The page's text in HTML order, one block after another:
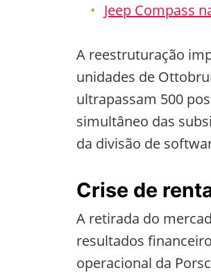
Jeep Compass
A reestruturação
unidades de
ultrapassam 500
simultâneo das
da divisão de
Crise de
A retirada do
resultados
operacional da